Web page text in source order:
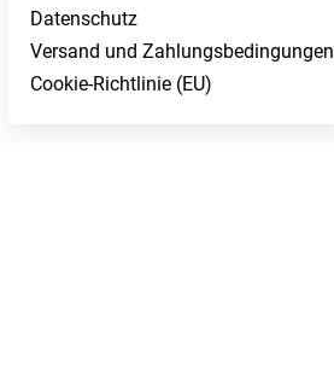
Datenschutz
Versand und Zahlungsbedingungen
Cookie-Richtlinie (EU)